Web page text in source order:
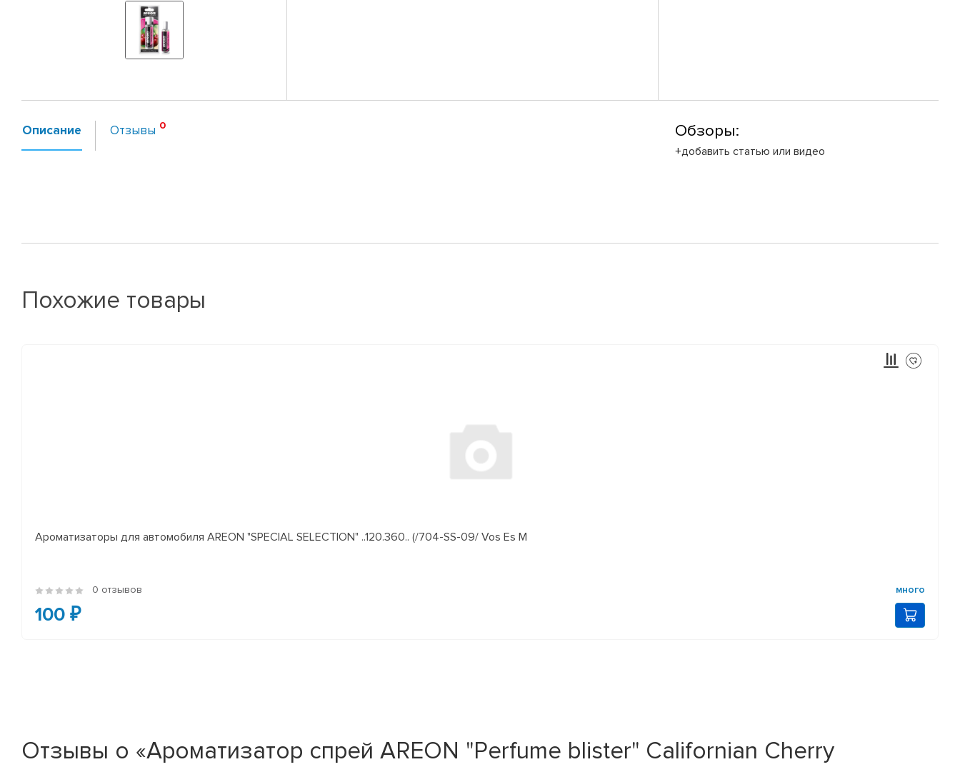
Описание Отзывы Обзоры:
+добавить статью или видео
Похожие товары
Ароматизаторы для автомобиля AREON "SPECIAL SELECTION" ..120.360.. (/704-SS-09/ Vos Es M
0 отзывов много
100 ₽
Отзывы о «Ароматизатор спрей AREON "Perfume blister" Californian Cherry